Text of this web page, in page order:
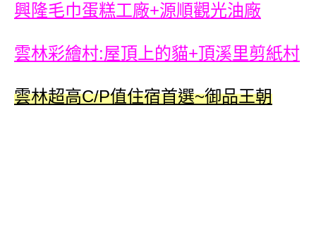
興隆毛巾蛋糕工廠+源順觀光油廠
雲林彩繪村:屋頂上的貓+頂溪里剪紙村
雲林超高C/P值住宿首選~御品王朝